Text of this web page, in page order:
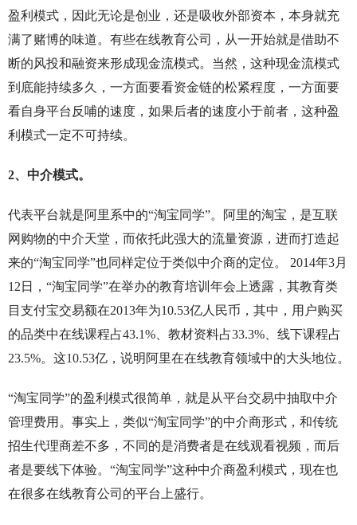
盈利模式，因此无论是创业，还是吸收外部资本，本身就充
满了赌博的味道。有些在线教育公司，从一开始就是借助不
断的风投和融资来形成现金流模式。当然，这种现金流模式
到底能持续多久，一方面要看资金链的松紧程度，一方面要
看自身平台反哺的速度，如果后者的速度小于前者，这种盈
利模式一定不可持续。
2、中介模式。
代表平台就是阿里系中的“淘宝同学”。阿里的淘宝，是互联
网购物的中介天堂，而依托此强大的流量资源，进而打造起
来的“淘宝同学”也同样定位于类似中介商的定位。 2014年3月
12日，“淘宝同学”在举办的教育培训年会上透露，其教育类
目支付宝交易额在2013年为10.53亿人民币，其中，用户购买
的品类中在线课程占43.1%、教材资料占33.3%、线下课程占
23.5%。这10.53亿，说明阿里在在线教育领域中的大头地位。
“淘宝同学”的盈利模式很简单，就是从平台交易中抽取中介
管理费用。事实上，类似“淘宝同学”的中介商形式，和传统
招生代理商差不多，不同的是消费者是在线观看视频，而后
者是要线下体验。“淘宝同学”这种中介商盈利模式，现在也
在很多在线教育公司的平台上盛行。